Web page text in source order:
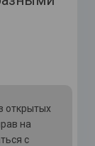
открытых
на
с